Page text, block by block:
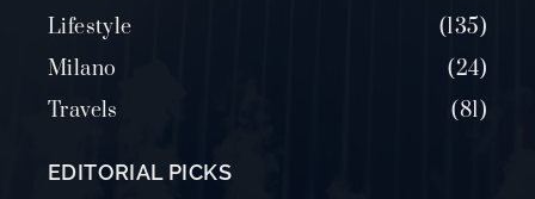
Lifestyle
135
Milano
24
Travels
81
EDITORIAL PICKS